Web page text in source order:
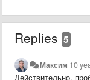
Replies 5
Максим 10
Действительно,